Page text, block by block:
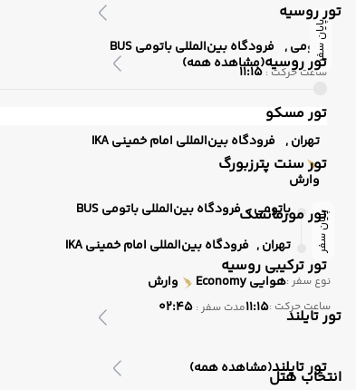
تور روسیه
تور روسیه(مشاهده همه)
تور مسکو
تور سنت پترزبورگ
تور مورمانسک
تور ترکیبی روسیه
تور تایلند
تور تایلند(مشاهده همه)
پایان سفرباتومی , فرودگاه بین‌المللی باتومی BUS
ساعت حرکت : 11:15
تهران , فرودگاه بین‌المللی امام خمینی IKA
وارش
پایان سفر باتومی , فرودگاه بین‌المللی باتومی BUS
تهران , فرودگاه بین‌المللی امام خمینی IKA
نوع سفر :هوایی وارش
ساعت حرکت :11:15مدت سفر : 02:45
انتخاب هتل